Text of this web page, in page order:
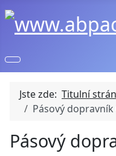
Jste zde: Titulní
Pásový dopravník
Pásový